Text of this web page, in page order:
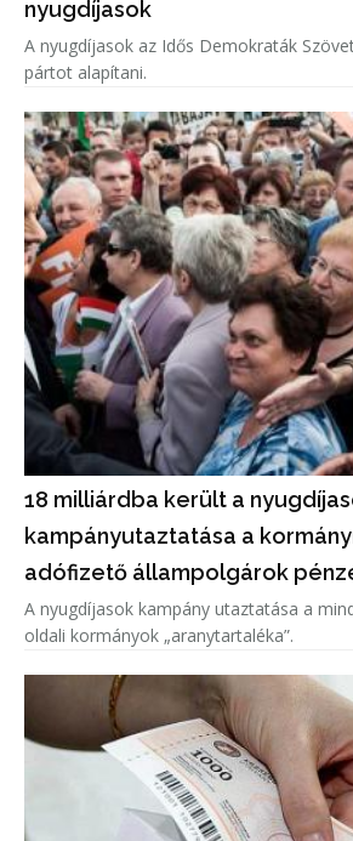
nyugdíjasok
A nyugdíjasok az Idős Demokraták
pártot alapítani.
18 milliárdba került a
kampányutaztatása a
adófizető állampolgárok
A nyugdíjasok kampány utaztatása a
oldali kormányok „aranytartaléka”.